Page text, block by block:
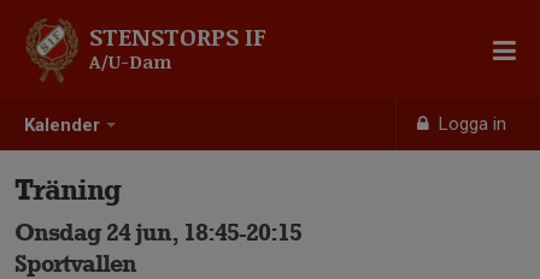
Kalender Logga in
STENSTORPS IF
A/U-Dam
Träning
Onsdag 24 jun, 18:45-20:15
Sportvallen